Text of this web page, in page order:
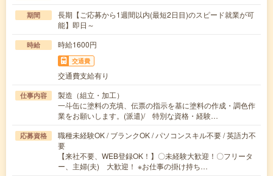
期間
長期【ご応募から1週間以内(最短2日目)のスピード就業が可
能】即日～
時給 時給1600円
交通費
交通費支給有り
仕事内容
製造（組立・加工）
一斗缶に塗料の充填、伝票の指示を基に塗料の作成・調色作
業をお願いします。(派遣)/ 特別な資格・経験…
応募資格
職種未経験OK / ブランクOK / パソコンスキル不要 / 英語力不
要
【来社不要、WEB登録OK！】〇未経験大歓迎！〇フリータ
ー、主婦(夫) 大歓迎！ ※お仕事の掛け持ち…